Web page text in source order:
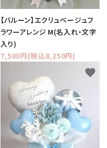
【バルーン】エクリュベージュフ
ラワーアレンジ M(名入れ・文字
入り)
7,500円(税込8,250円)
favorite